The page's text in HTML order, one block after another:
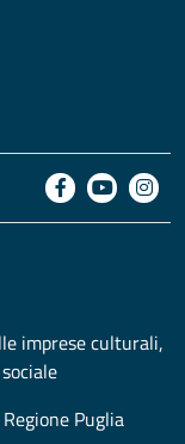
imprese culturali,
Puglia